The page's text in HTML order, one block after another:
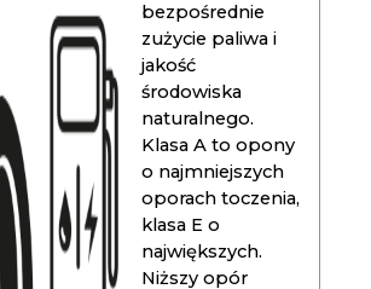
bezpośrednie
zużycie paliwa i
jakość
środowiska
naturalnego.
Klasa A to opony
o najmniejszych
oporach toczenia,
klasa E o
największych.
Niższy opór